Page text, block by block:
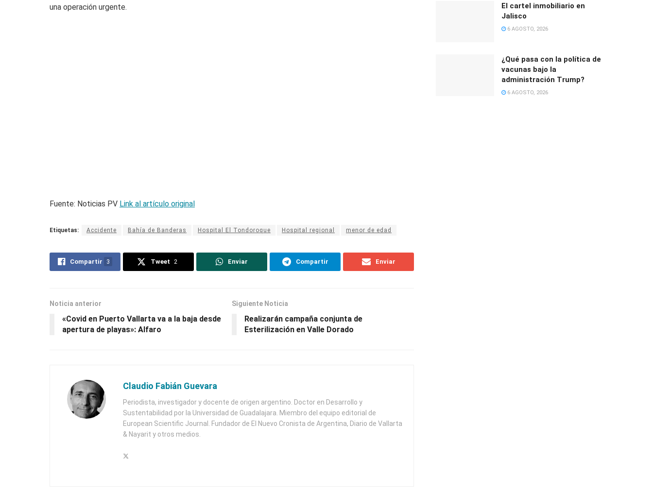
una operación urgente.
Fuente: Noticias PV Link al artículo original
Etiquetas: Accidente Bahía de Banderas Hospital El Tondoroque Hospital regional menor de edad
Compartir 3 Tweet 2 Enviar Compartir Enviar
Noticia anterior
«Covid en Puerto Vallarta va a la baja desde
apertura de playas»: Alfaro
Siguiente Noticia
Realizarán campaña conjunta de
Esterilización en Valle Dorado
Claudio Fabián Guevara
Periodista, investigador y docente de origen argentino. Doctor en Desarrollo y
Sustentabilidad por la Universidad de Guadalajara. Miembro del equipo editorial de
European Scientific Journal. Fundador de El Nuevo Cronista de Argentina, Diario de Vallarta
& Nayarit y otros medios.
El cartel inmobiliario en
Jalisco
6 AGOSTO, 2026
¿Qué pasa con la política de
vacunas bajo la
administración Trump?
6 AGOSTO, 2026